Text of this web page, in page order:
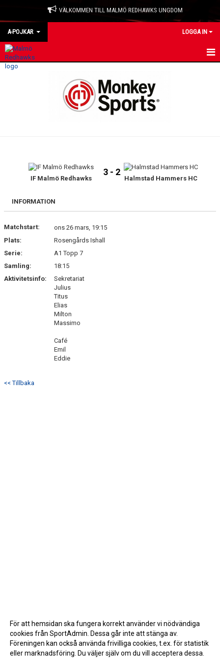
VÄLKOMMEN TILL MALMÖ REDHAWKS UNGDOM
A-POJKAR LOGGA IN
HEM
BILDGALLERI
DOKUMENT
IF Malmö Redhawks
3 - 2
Halmstad Hammers HC
INFORMATION
Matchstart:
ons 26 mars, 19:15
Plats:
Rosengårds Ishall
Serie:
A1 Topp 7
Samling:
18:15
Aktivitetsinfo:
Sekretariat
Julius
Titus
Elias
Milton
Massimo
Café
Emil
Eddie
<< Tillbaka
För att hemsidan ska fungera korrekt använder vi nödvändiga
cookies från SportAdmin. Dessa går inte att stänga av.
Föreningen kan också använda frivilliga cookies, t.ex. för statistik
eller marknadsföring. Du väljer själv om du vill acceptera dessa.